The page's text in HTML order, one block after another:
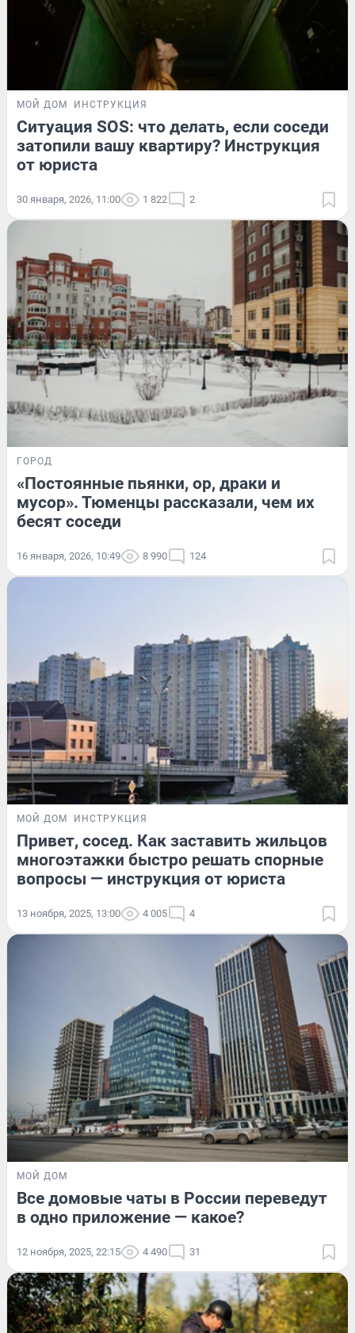
МОЙ ДОМ ИНСТРУКЦИЯ
Ситуация SOS: что делать, если соседи
затопили вашу квартиру? Инструкция
от юриста
30 января, 2026, 11:00 1 822 2
ГОРОД
«Постоянные пьянки, ор, драки и
мусор». Тюменцы рассказали, чем их
бесят соседи
16 января, 2026, 10:49 8 990 124
МОЙ ДОМ ИНСТРУКЦИЯ
Привет, сосед. Как заставить жильцов
многоэтажки быстро решать спорные
вопросы — инструкция от юриста
13 ноября, 2025, 13:00 4 005 4
МОЙ ДОМ
Все домовые чаты в России переведут
в одно приложение — какое?
12 ноября, 2025, 22:15 4 490 31